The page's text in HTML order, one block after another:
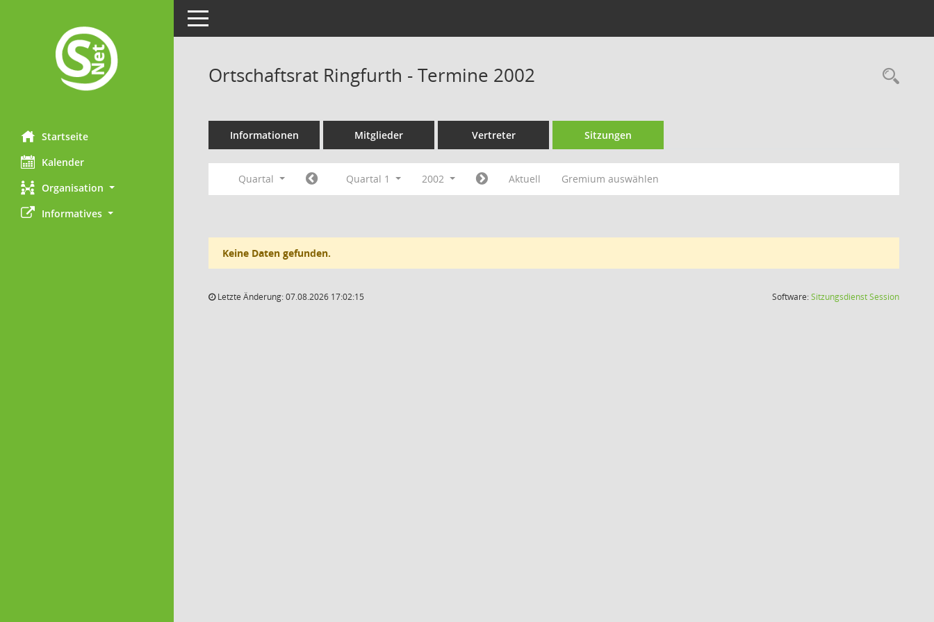
Startseite
Kalender
Organisation
Informatives
Toggle navigation
Ortschaftsrat Ringfurth - Termine 2002
Informationen Mitglieder Vertreter Sitzungen
Quartal Quartal 1 2002 Aktuell Gremium auswählen
Keine Daten gefunden.
Letzte Änderung: 07.08.2026 17:02:15 Software:SitzungsdienstSession(Wird in